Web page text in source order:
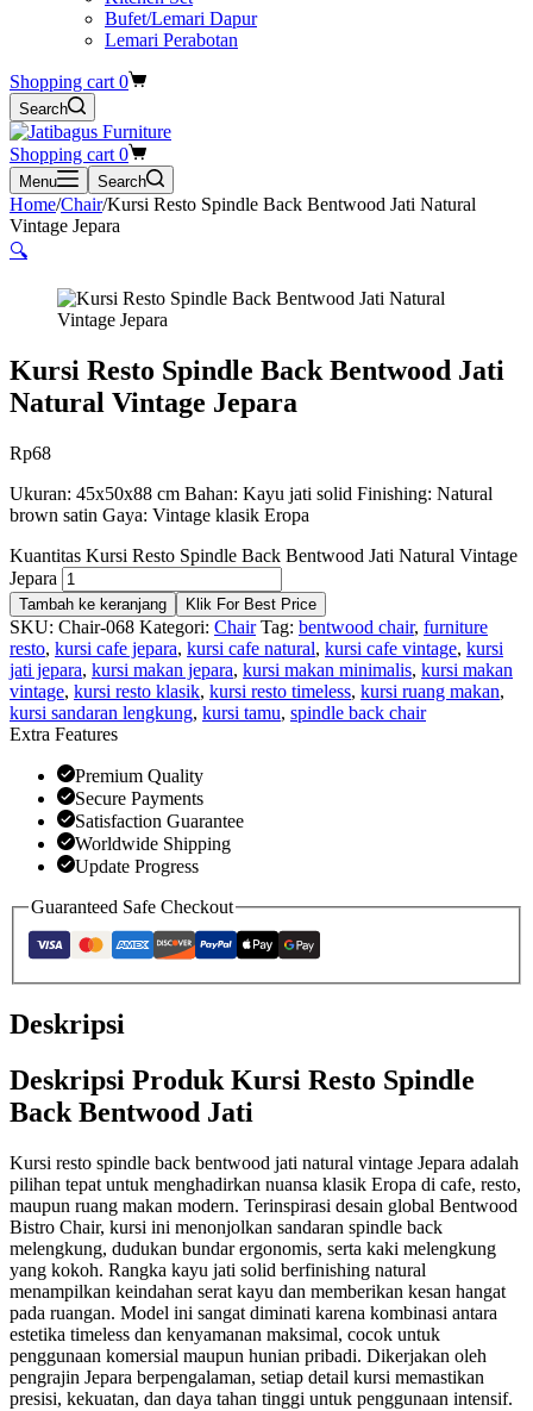
Bufet/Lemari Dapur
Lemari Perabotan
Shopping cart 0
Search
Shopping cart 0
Menu Search
Home/Chair/Kursi Resto Spindle Back Bentwood Jati Natural
Vintage Jepara
🔍
Kursi Resto Spindle Back Bentwood Jati
Natural Vintage Jepara
Rp68
Ukuran: 45x50x88 cm Bahan: Kayu jati solid Finishing: Natural
brown satin Gaya: Vintage klasik Eropa
Kuantitas Kursi Resto Spindle Back Bentwood Jati Natural Vintage
Jepara
Tambah ke keranjang Klik For Best Price
SKU: Chair-068 Kategori: Chair Tag: bentwood chair, furniture
resto, kursi cafe jepara, kursi cafe natural, kursi cafe vintage, kursi
jati jepara, kursi makan jepara, kursi makan minimalis, kursi makan
vintage, kursi resto klasik, kursi resto timeless, kursi ruang makan,
kursi sandaran lengkung, kursi tamu, spindle back chair
Extra Features
Premium Quality
Secure Payments
Satisfaction Guarantee
Worldwide Shipping
Update Progress
Guaranteed Safe Checkout
Deskripsi
Deskripsi Produk Kursi Resto Spindle
Back Bentwood Jati
Kursi resto spindle back bentwood jati natural vintage Jepara adalah
pilihan tepat untuk menghadirkan nuansa klasik Eropa di cafe, resto,
maupun ruang makan modern. Terinspirasi desain global Bentwood
Bistro Chair, kursi ini menonjolkan sandaran spindle back
melengkung, dudukan bundar ergonomis, serta kaki melengkung
yang kokoh. Rangka kayu jati solid berfinishing natural
menampilkan keindahan serat kayu dan memberikan kesan hangat
pada ruangan. Model ini sangat diminati karena kombinasi antara
estetika timeless dan kenyamanan maksimal, cocok untuk
penggunaan komersial maupun hunian pribadi. Dikerjakan oleh
pengrajin Jepara berpengalaman, setiap detail kursi memastikan
presisi, kekuatan, dan daya tahan tinggi untuk penggunaan intensif.